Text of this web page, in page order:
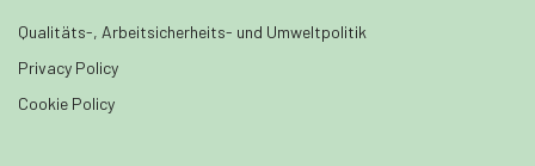
Qualitäts-, Arbeitsicherheits- und Umweltpolitik
Privacy Policy
Cookie Policy